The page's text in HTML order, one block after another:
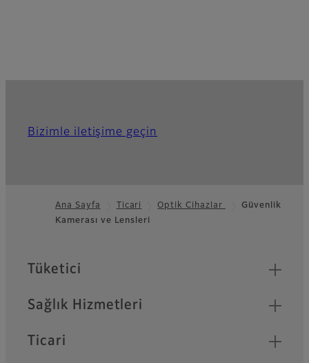
Bizimle iletişime geçin
Footer
Ana Sayfa Ticari Optik Cihazlar
Güvenlik
Kamerası ve Lensleri
Quick Links
Tüketici
Sağlık Hizmetleri
Ticari